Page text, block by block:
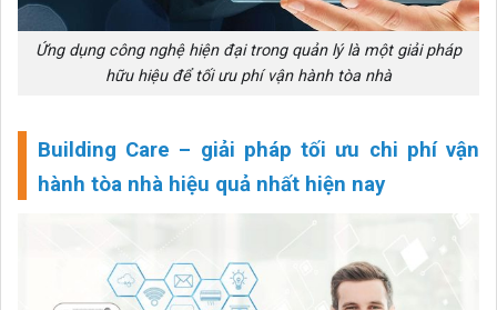
Ứng dụng công nghệ hiện đại trong quản lý là một giải pháp
hữu hiệu để tối ưu phí vận hành tòa nhà
Building Care – giải pháp tối ưu chi phí vận
hành tòa nhà hiệu quả nhất hiện nay